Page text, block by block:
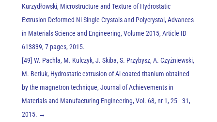
Kurzydłowski, Microstructure and Texture of Hydrostatic
Extrusion Deformed Ni Single Crystals and Polycrystal, Advances
in Materials Science and Engineering, Volume 2015, Article ID
613839, 7 pages, 2015.
[49] W. Pachla, M. Kulczyk, J. Skiba, S. Przybysz, A. Czyżniewski,
M. Betiuk, Hydrostatic extrusion of Al coated titanium obtained
by the magnetron technique, Journal of Achievements in
Materials and Manufacturing Engineering, Vol. 68, nr 1, 25—31,
2015. →